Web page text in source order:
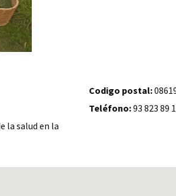
Codigo postal:
Teléfono:93 823 89
la salud en la